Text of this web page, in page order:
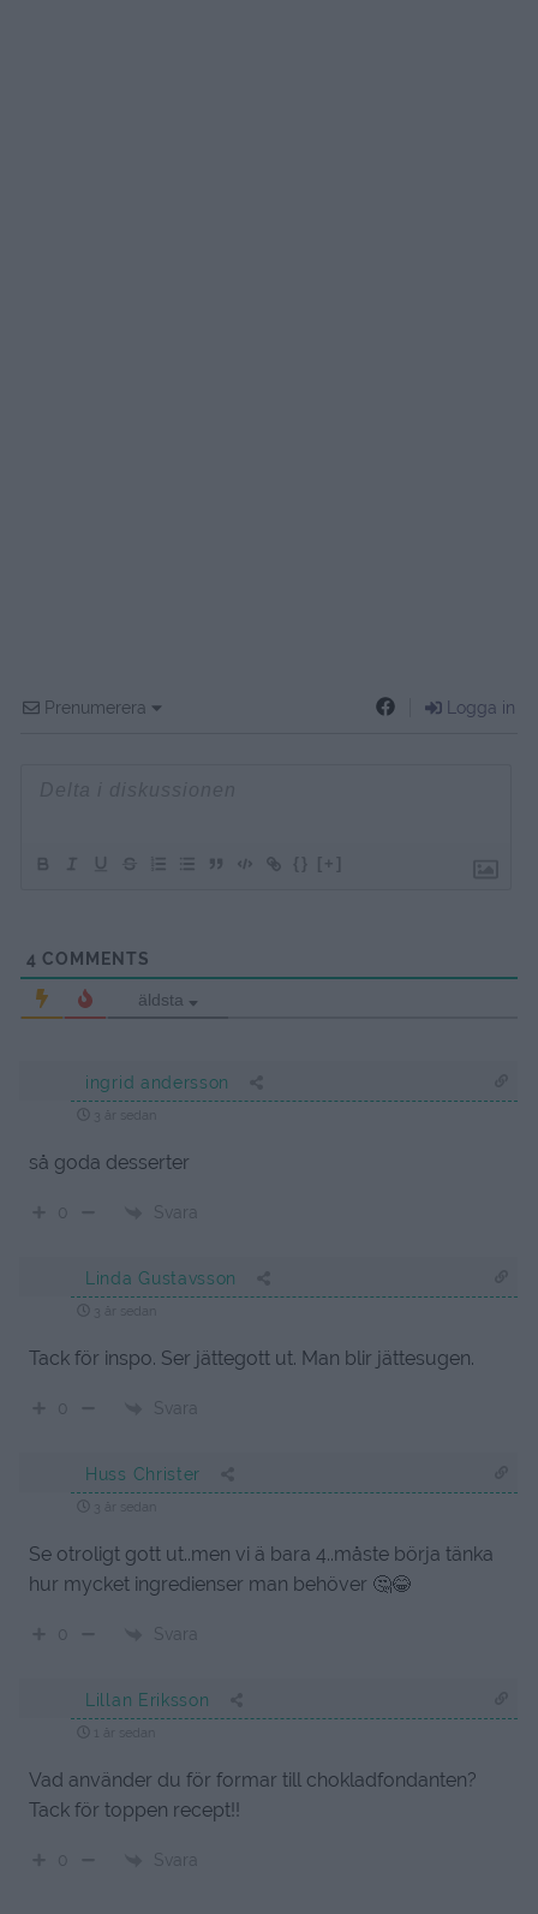
Prenumerera Logga in
{} [+]
4 COMMENTS
äldsta
ingrid andersson
3 år sedan
så goda desserter
Svara
Linda Gustavsson
3 år sedan
Tack för inspo. Ser jättegott ut. Man blir jättesugen.
Svara
Huss Christer
3 år sedan
Se otroligt gott ut..men vi ä bara 4..måste börja tänka
hur mycket ingredienser man behöver 🤔😂
Svara
Lillan Eriksson
1 år sedan
Vad använder du för formar till chokladfondanten?
Tack för toppen recept!!
Svara